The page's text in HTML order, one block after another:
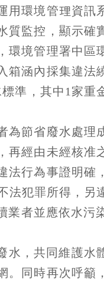
用環境管理資訊
質監控，顯示確
環境管理署中區
箱涵內採集違法
準，其中1家重
為節省廢水處理
再經由未經核准
法行為事證明確
法犯罪所得，另
者並應依水污
，共同維護水
。同時再次呼籲